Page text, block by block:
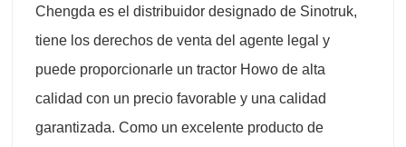
Chengda es el distribuidor designado de Sinotruk,
tiene los derechos de venta del agente legal y
puede proporcionarle un tractor Howo de alta
calidad con un precio favorable y una calidad
garantizada. Como un excelente producto de